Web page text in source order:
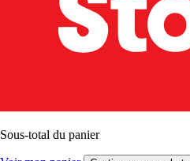
Sous-total du panier